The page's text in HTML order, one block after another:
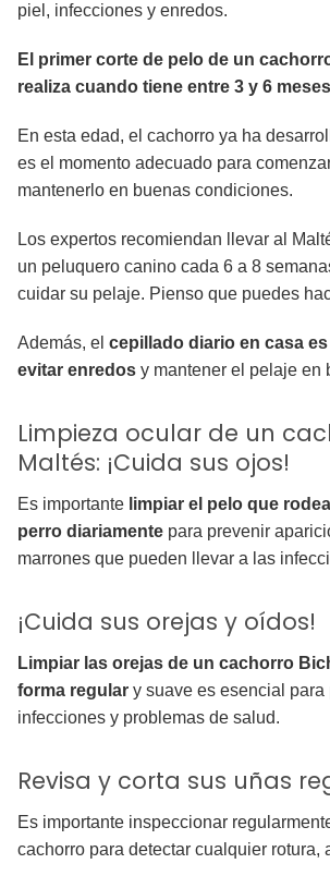
piel, infecciones y enredos.
El primer corte de pelo de un
realiza cuando tiene entre 3 y 6
En esta edad, el cachorro ya ha
es el momento adecuado para
mantenerlo en buenas condiciones.
Los expertos recomiendan llevar al
un peluquero canino cada 6 a 8
cuidar su pelaje. Pienso que puedes
Además, el cepillado diario en casa
evitar enredos y mantener el pelaje en
Limpieza ocular de un
Maltés: ¡Cuida sus ojos!
Es importante limpiar el pelo que
perro diariamente para prevenir
marrones que pueden llevar a las
¡Cuida sus orejas y oídos!
Limpiar las orejas de un cachorro
forma regular y suave es esencial para
infecciones y problemas de salud.
Revisa y corta sus uñas
Es importante inspeccionar
cachorro para detectar cualquier rotura,